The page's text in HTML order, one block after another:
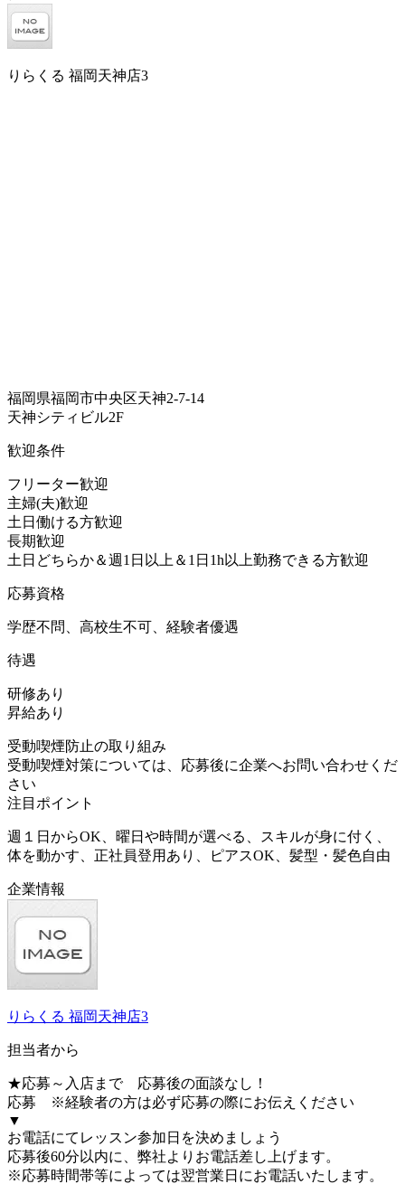
りらくる 福岡天神店3
福岡県福岡市中央区天神2-7-14
天神シティビル2F
歓迎条件
フリーター歓迎
主婦(夫)歓迎
土日働ける方歓迎
長期歓迎
土日どちらか＆週1日以上＆1日1h以上勤務できる方歓迎
応募資格
学歴不問、高校生不可、経験者優遇
待遇
研修あり
昇給あり
受動喫煙防止の取り組み
受動喫煙対策については、応募後に企業へお問い合わせくだ
さい
注目ポイント
週１日からOK、曜日や時間が選べる、スキルが身に付く、
体を動かす、正社員登用あり、ピアスOK、髪型・髪色自由
企業情報
りらくる 福岡天神店3
担当者から
★応募～入店まで 応募後の面談なし！
応募 ※経験者の方は必ず応募の際にお伝えください
▼
お電話にてレッスン参加日を決めましょう
応募後60分以内に、弊社よりお電話差し上げます。
※応募時間帯等によっては翌営業日にお電話いたします。